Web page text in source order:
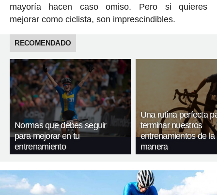
mayoría hacen caso omiso. Pero si quieres
mejorar como ciclista, son imprescindibles.
RECOMENDADO
Normas que debes seguir
para mejorar en tu
entrenamiento
Una rutina perfecta
terminar nuestros
entrenamientos de la
manera